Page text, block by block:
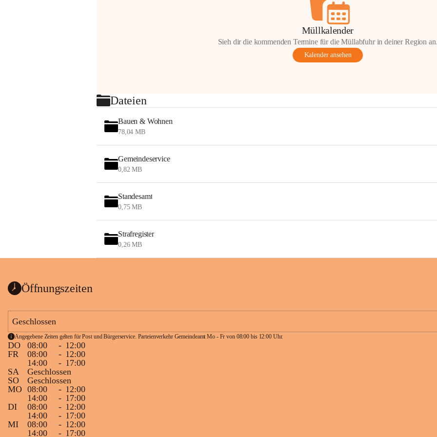
Müllkalender
Sieh dir die kommenden Termine für die Müllabfuhr in deiner Region
Kalender ansehen
Dateien
Bauen & Wohnen
78,04 MB
Gemeindeservice
0,82 MB
Standesamt
0,75 MB
Strafregister
0,26 MB
Öffnungszeiten
Geschlossen
Angegebene Zeiten gelten für Post und Bürgerservice. Parteienverkehr Gemeindeamt Mo - Fr von 08:00 bis 12:00 Uhr.
DO 08:00 - 12:00
FR
08:00 - 12:00
14:00
- 17:00
SA
Geschlossen
SO
Geschlossen
MO 08:00 - 12:00
14:00
- 17:00
DI
08:00 - 12:00
14:00
- 17:00
MI
08:00 - 12:00
14:00
- 17:00